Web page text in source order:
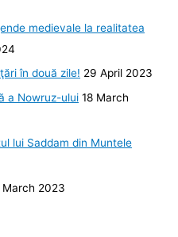
medievale la realitatea
în două zile! 29 April 2023
a Nowruz-ului 18 March
lui Saddam din Muntele
March 2023